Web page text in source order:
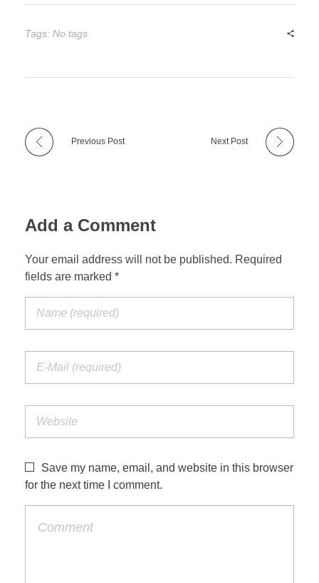
Tags: No tags
Previous Post Next Post
Add a Comment
Your email address will not be published. Required
fields are marked *
Save my name, email, and website in this browser
for the next time I comment.